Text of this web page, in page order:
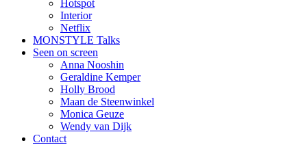
Hotspot
Interior
Netflix
MONSTYLE Talks
Seen on screen
Anna Nooshin
Geraldine Kemper
Holly Brood
Maan de Steenwinkel
Monica Geuze
Wendy van Dijk
Contact